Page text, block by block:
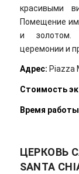
красивыми
Помещение
и золотом.
церемонии и
Адрес: Piazza
Стоимость
Время
ЦЕРКОВЬ
SANTA